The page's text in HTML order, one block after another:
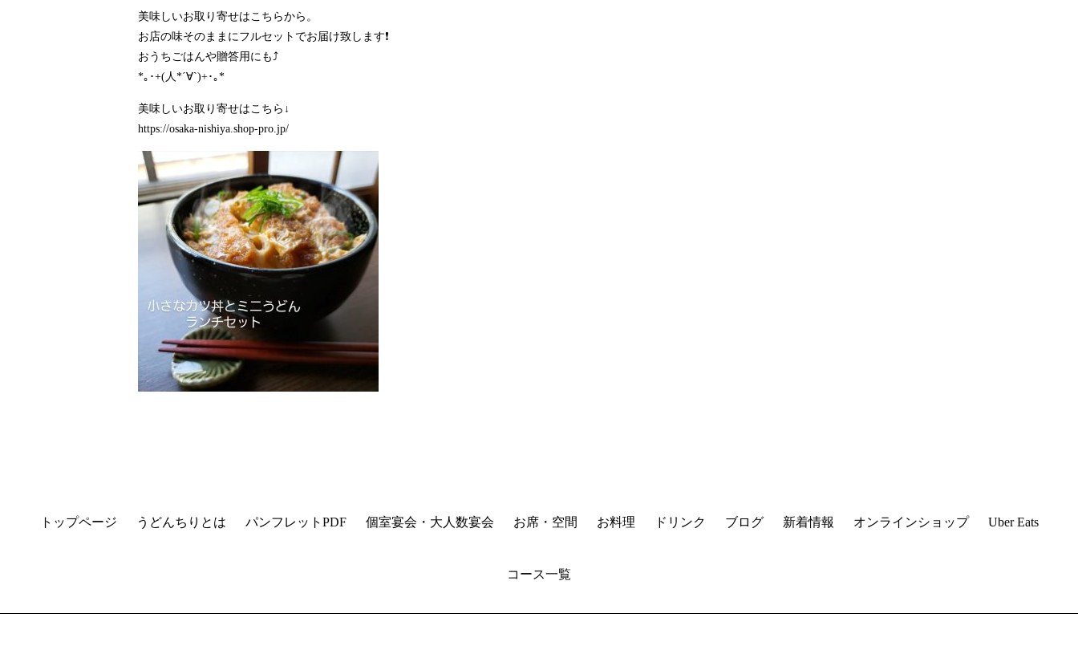
美味しいお取り寄せはこちらから。
お店の味そのままにフルセットでお届け致します❗️
おうちごはんや贈答用にも⤴️
*｡･+(人*´∀`)+･｡*
美味しいお取り寄せはこちら↓
https://osaka-nishiya.shop-pro.jp/
トップページ うどんちりとは パンフレットPDF 個室宴会・大人数宴会 お席・空間 お料理 ドリンク ブログ 新着情報 オンラインショップ Uber Eats
コース一覧